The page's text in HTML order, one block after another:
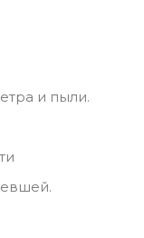
и пыли.